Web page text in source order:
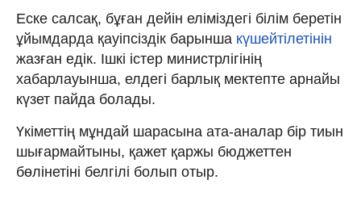
Еске салсақ, бұған дейін еліміздегі білім беретін
ұйымдарда қауіпсіздік барынша күшейтілетінін
жазған едік. Ішкі істер министрлігінің
хабарлауынша, елдегі барлық мектепте арнайы
күзет пайда болады.
Үкіметтің мұндай шарасына ата-аналар бір тиын
шығармайтыны, қажет қаржы бюджеттен
бөлінетіні белгілі болып отыр.